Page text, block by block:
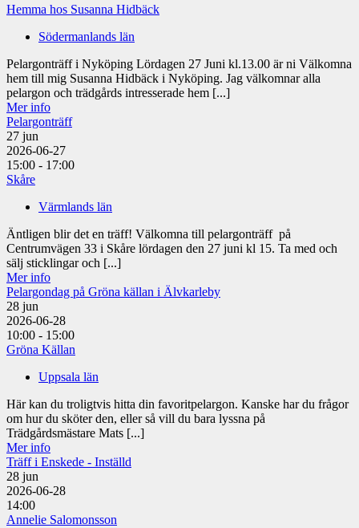
Hemma hos Susanna Hidbäck
Södermanlands län
Pelargonträff i Nyköping Lördagen 27 Juni kl.13.00 är ni Välkomna
hem till mig Susanna Hidbäck i Nyköping. Jag välkomnar alla
pelargon och trädgårds intresserade hem [...]
Mer info
Pelargonträff
27 jun
2026-06-27
15:00 - 17:00
Skåre
Värmlands län
Äntligen blir det en träff! Välkomna till pelargonträff på
Centrumvägen 33 i Skåre lördagen den 27 juni kl 15. Ta med och
sälj sticklingar och [...]
Mer info
Pelargondag på Gröna källan i Älvkarleby
28 jun
2026-06-28
10:00 - 15:00
Gröna Källan
Uppsala län
Här kan du troligtvis hitta din favoritpelargon. Kanske har du frågor
om hur du sköter den, eller så vill du bara lyssna på
Trädgårdsmästare Mats [...]
Mer info
Träff i Enskede - Inställd
28 jun
2026-06-28
14:00
Annelie Salomonsson